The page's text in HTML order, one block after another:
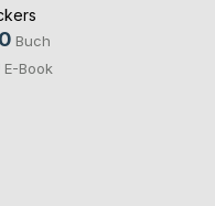
Buch
E-Book